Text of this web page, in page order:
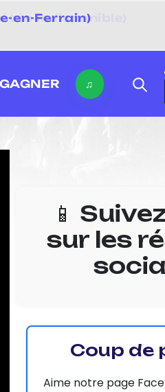
en-Ferrain)
♫
📱
sur les
Coup de
Aime notre page